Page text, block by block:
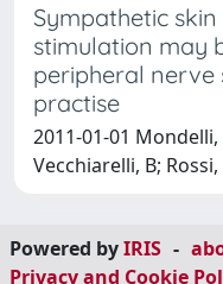
Sympathetic
stimulation may
peripheral nerve
practise
2011-01-01
Vecchiarelli, B; Rossi,
Powered byIRIS -
Privacy and Cookie